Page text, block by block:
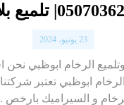
23 يونيو، 2024
الرخام ابوظبي
ابوظبي تعتبر
و السيراميك بارخص